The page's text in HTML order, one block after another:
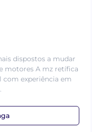
dispostos a mudar
motores A mz retífica
experiência em